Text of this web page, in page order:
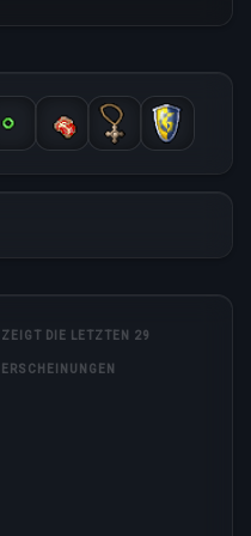
ZEIGT DIE LETZTEN 29
ERSCHEINUNGEN